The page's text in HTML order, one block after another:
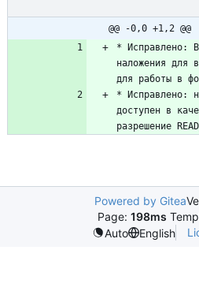
@@ -0,0 +1,2 @@
* Исправлено:
наложения
* Исправлено:
доступен в
разрешение
Powered by Gitea
Page: 198ms
Auto
English